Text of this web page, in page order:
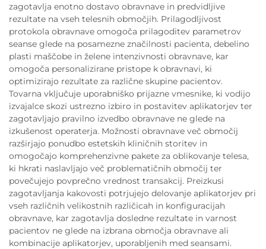
zagotavlja enotno dostavo obravnave in predvidljive
rezultate na vseh telesnih območjih. Prilagodljivost
protokola obravnave omogoča prilagoditev parametrov
seanse glede na posamezne značilnosti pacienta, debelino
plasti maščobe in želene intenzivnosti obravnave, kar
omogoča personalizirane pristope k obravnavi, ki
optimizirajo rezultate za različne skupine pacientov.
Tovarna vključuje uporabniško prijazne vmesnike, ki vodijo
izvajalce skozi ustrezno izbiro in postavitev aplikatorjev ter
zagotavljajo pravilno izvedbo obravnave ne glede na
izkušenost operaterja. Možnosti obravnave več območij
razširjajo ponudbo estetskih kliničnih storitev in
omogočajo komprehenzivne pakete za oblikovanje telesa,
ki hkrati naslavljajo več problematičnih območij ter
povečujejo povprečno vrednost transakcij. Preizkusi
zagotavljanja kakovosti potrjujejo delovanje aplikatorjev pri
vseh različnih velikostnih različicah in konfiguracijah
obravnave, kar zagotavlja dosledne rezultate in varnost
pacientov ne glede na izbrana območja obravnave ali
kombinacije aplikatorjev, uporabljenih med seansami.